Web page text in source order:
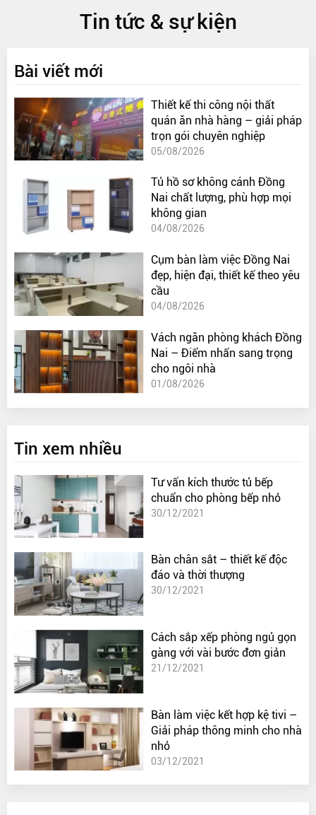
Tin tức & sự kiện
Bài viết mới
Thiết kế thi công nội thất
quán ăn nhà hàng – giải pháp
trọn gói chuyên nghiệp
05/08/2026
Tủ hồ sơ không cánh Đồng
Nai chất lượng, phù hợp mọi
không gian
04/08/2026
Cụm bàn làm việc Đồng Nai
đẹp, hiện đại, thiết kế theo yêu
cầu
04/08/2026
Vách ngăn phòng khách Đồng
Nai – Điểm nhấn sang trọng
cho ngôi nhà
01/08/2026
Tin xem nhiều
Tư vấn kích thước tủ bếp
chuẩn cho phòng bếp nhỏ
30/12/2021
Bàn chân sắt – thiết kế độc
đáo và thời thượng
30/12/2021
Cách sắp xếp phòng ngủ gọn
gàng với vài bước đơn giản
21/12/2021
Bàn làm việc kết hợp kệ tivi –
Giải pháp thông minh cho nhà
nhỏ
03/12/2021